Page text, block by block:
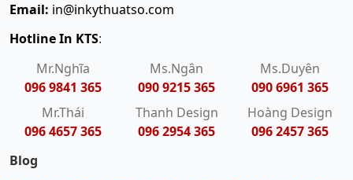
Email: in@inkythuatso.com
Hotline In KTS:
Mr.Nghĩa
096 9841 365
Ms.Ngân
090 9215 365
Ms.Duyên
090 6961 365
Mr.Thái
096 4657 365
Thanh Design
096 2954 365
Hoàng Design
096 2457 365
Blog